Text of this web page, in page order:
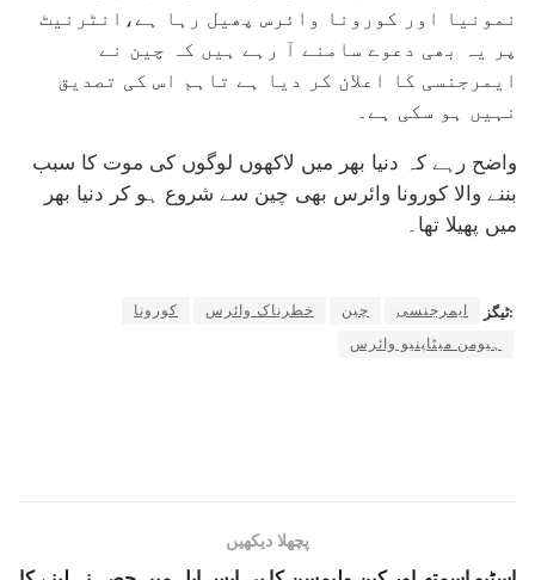
نمونیا اور کورونا وائرس پھیل رہا ہے،انٹرنیٹ
پر یہ بھی دعوے سامنے آ رہے ہیں کہ چین نے
ایمرجنسی کا اعلان کر دیا ہے تاہم اس کی تصدیق
نہیں ہو سکی ہے۔
واضح رہے کہ دنیا بھر میں لاکھوں لوگوں کی موت کا سبب
بننے والا کورونا وائرس بھی چین سے شروع ہو کر دنیا بھر
میں پھیلا تھا۔
ٹیگز: ایمرجنسی چین خطرناک وائرس
کورونا
ہیومن میٹاپنیو وائرس
پچھلا دیکھیں